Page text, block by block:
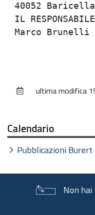
IL
documentoultima modifica
Calendario
Pubblicazioni
Non hai